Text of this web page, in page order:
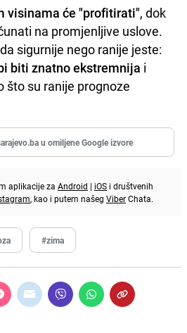
visinama će "profitirati", dok
na promjenljive uslove.
sigurnije nego ranije jeste:
biti znatno ekstremnija i
što su ranije prognoze
u omiljene Google izvore
aplikacije za Android | iOS i društvenih
, kao i putem našeg ViberChata.
#zima